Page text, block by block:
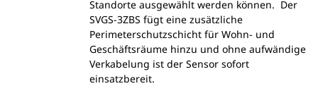
Standorte ausgewählt werden können. Der
SVGS-3ZBS fügt eine zusätzliche
Perimeterschutzschicht für Wohn- und
Geschäftsräume hinzu und ohne aufwändige
Verkabelung ist der Sensor sofort
einsatzbereit.